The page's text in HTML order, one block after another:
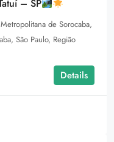
– SP
de Sorocaba,
São Paulo, Região
Details